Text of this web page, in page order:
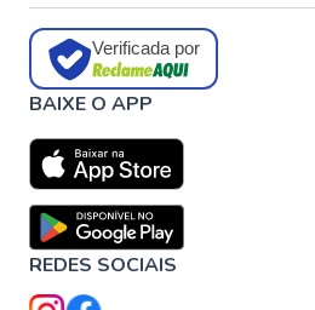
Verificada por
BAIXE O APP
REDES SOCIAIS